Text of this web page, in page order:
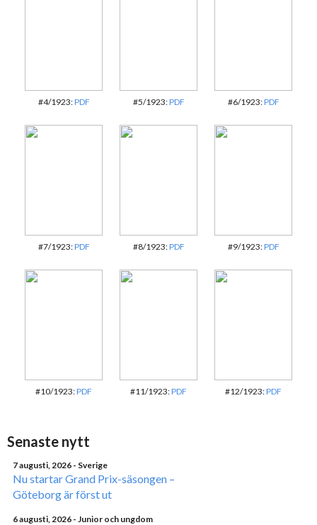
#4/1923:PDF #5/1923:PDF #6/1923:PDF
#7/1923:PDF #8/1923:PDF #9/1923:PDF
#10/1923:PDF #11/1923:PDF #12/1923:PDF
Senaste nytt
7 augusti, 2026 - Sverige
Nu startar Grand Prix-säsongen –
Göteborg är först ut
6 augusti, 2026 - Junior och ungdom